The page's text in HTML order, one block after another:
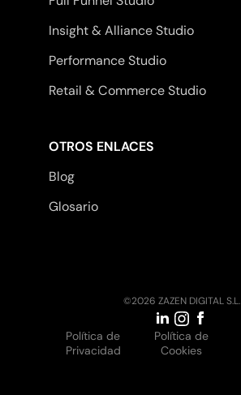
Insight & Alliance Studio
Performance Studio
Retail & Commerce Studio
OTROS ENLACES
Blog
Glosario
©2026 ZAZEN DIGITAL S.L.
Política de
Privacidad
Política de
Cookies